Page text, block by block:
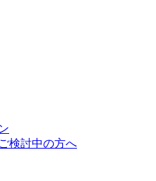
検討中の方へ